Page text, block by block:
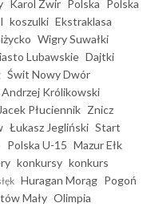
Karol Żwir Polska Polska
koszulki Ekstraklasa
Wigry Suwałki
Lubawskie Dajtki
Świt Nowy Dwór
Andrzej Królikowski
Jacek Płuciennik Znicz
Łukasz Jegliński Start
Polska U-15 Mazur Ełk
konkursy konkurs
Huragan Morąg Pogoń
Mały Olimpia